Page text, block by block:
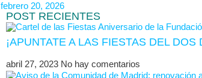
febrero 20, 2026
POST RECIENTES
¡APUNTATE A LAS FIESTAS DEL
abril 27, 2023 No hay comentarios